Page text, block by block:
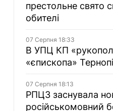
престольне свято
обителі
07 Серпня 18:33
В УПЦ КП
«єпископа»
07 Серпня 18:13
РПЦЗ заснувала
російськомовний